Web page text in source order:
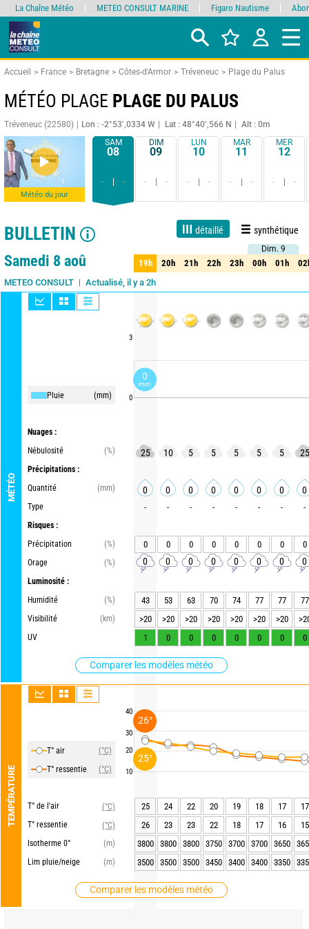
Accueil France Bretagne Côtes-d'Armor Tréveneuc Plage du Palus
MÉTÉO PLAGE PLAGE DU PALUS
Tréveneuc (22580) Lon : -2°53’,0334 W Lat : 48°40’,566 N Alt : 0m
Météo du jour
SAM
08
- -
DIM
09
- -
LUN
10
- -
MAR
11
- -
MER
12
- -
BULLETIN détaillé synthétique
Live 1 jour 3 jours 15 jours Fiabilité 80%
Samedi 8 aoû
METEO CONSULT Actualisé, il y a 2h
MÉTÉO
Pluie (mm)
Nuages :
Nébulosité
(%)
Précipitations :
Quantité
(mm)
Type
Risques :
Précipitation
(%)
Orage
(%)
Luminosité :
Humidité
(%)
Visibilité
(km)
UV
Comparer les modèles météo
TEMPÉRATURE
T° air
(°C)
T° ressentie
(°C)
T° de l'air
(°C)
T° ressentie
(°C)
Isotherme 0°
(m)
Lim pluie/neige
(m)
Comparer les modèles météo
3
0
40
30
20
10
Dim. 9
19h 20h 21h 22h 23h 00h 01h
Dim. 9
19h 20h 21h 22h 23h 00h 01h
25 10 5 5 5 5 5 25
0 0 0 0 0 0 0 0
- - - - - - - -
0 0 0 0 0 0 0 0
0 0 0 0 0 0 0 0
43 53 63 70 74 77 77
77
>20
>20 >20 >20 >20 >20 >20
1
0 0 0 0 0 0 0
25 24 22 20 19 18 17
17
26
23 23 22 18 17 16
15
3800
3800 3800 3750 3700 3700 3650
3500
3500 3500 3450 3400 3400 3350
La Chaîne Météo METEO CONSULT MARINE Figaro Nautisme
0
mm
25°
26°